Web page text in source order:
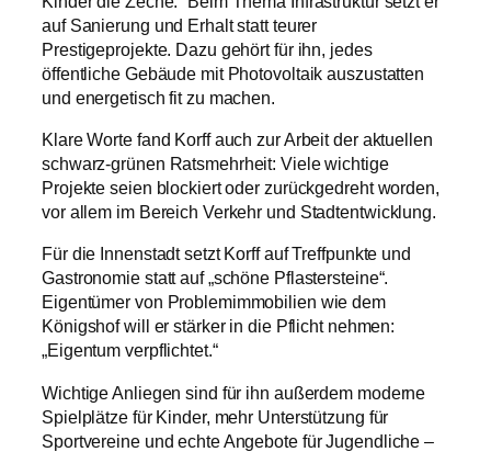
auf Sanierung und Erhalt statt teurer
Prestigeprojekte. Dazu gehört für ihn, jedes
öffentliche Gebäude mit Photovoltaik auszustatten
und energetisch fit zu machen.
Klare Worte fand Korff auch zur Arbeit der aktuellen
schwarz-grünen Ratsmehrheit: Viele wichtige
Projekte seien blockiert oder zurückgedreht worden,
vor allem im Bereich Verkehr und Stadtentwicklung.
Für die Innenstadt setzt Korff auf Treffpunkte und
Gastronomie statt auf „schöne Pflastersteine“.
Eigentümer von Problemimmobilien wie dem
Königshof will er stärker in die Pflicht nehmen:
„Eigentum verpflichtet.“
Wichtige Anliegen sind für ihn außerdem moderne
Spielplätze für Kinder, mehr Unterstützung für
Sportvereine und echte Angebote für Jugendliche –